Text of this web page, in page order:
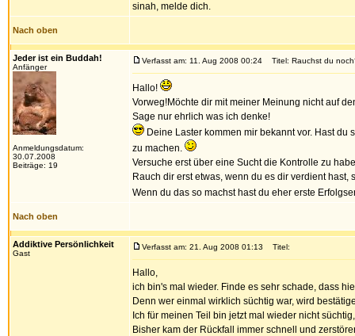
sinah, melde dich.
Nach oben
Jeder ist ein Buddah!
Anfänger
Anmeldungsdatum:
30.07.2008
Beiträge: 19
Verfasst am: 11. Aug 2008 00:24 Titel: Rauchst du
Hallo!
Vorweg!Möchte dir mit meiner Meinung nicht auf
Sage nur ehrlich was ich denke!
Deine Laster kommen mir bekannt vor. Hast
zu machen.
Versuche erst über eine Sucht die Kontrolle zu
Rauch dir erst etwas, wenn du es dir verdient hast,
Wenn du das so machst hast du eher erste
Nach oben
Addiktive Persönlichkeit
Gast
Verfasst am: 21. Aug 2008 01:13 Titel:
Hallo,
ich bin's mal wieder. Finde es sehr schade, dass
Denn wer einmal wirklich süchtig war, wird
Ich für meinen Teil bin jetzt mal wieder nicht
Bisher kam der Rückfall immer schnell und